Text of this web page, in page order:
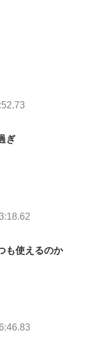
ぎ
も使えるのか